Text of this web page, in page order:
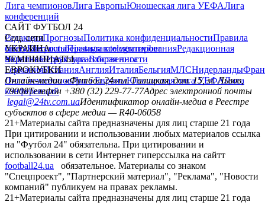
Лига чемпионовЛига ЕвропыЮношеская лига УЕФАЛига
конференций
САЙТ ФУТБОЛ 24
РедакцияПрогнозыПолитика конфиденциальностиПравила
сайтуКонтактыПравила комментированияРедакционная
политикаСтруктура собственности
Соц. сети
facebookxyoutubeinstagramtelegramviber
УКРАИНА
УкраинаПервая лигаВторая лига
ЧЕМПИОНАТЫ
ГерманияИспанияАнглияИталияБельгияМЛСНидерланды
ЕВРОКУБКИ
Лига чемпионовЛига ЕвропыЮношеская лига УЕФАЛига
конференций
Онлайн-медиа «Футбол 24»пл. Галицкая, дом. 15, м. Львов,
79008Телефон +380 (32) 229-77-77Адрес электронной почты
legal@24tv.com.uaИдентификатор онлайн-медиа в Реестре
субъектов в сфере медиа — R40-06058
21+Материалы сайта предназначены для лиц старше 21 года
При цитировании и использовании любых материалов ссылка
на "Футбол 24" обязательна. При цитировании и
использовании в сети Интернет гиперссылка на сайтт
football24.ua
обязательное. Материалы со знаком
"Спецпроект", "Партнерский материал", "Реклама", "Новости
компаний" публикуем на правах рекламы.
21+Материалы сайта предназначены для лиц старше 21 года